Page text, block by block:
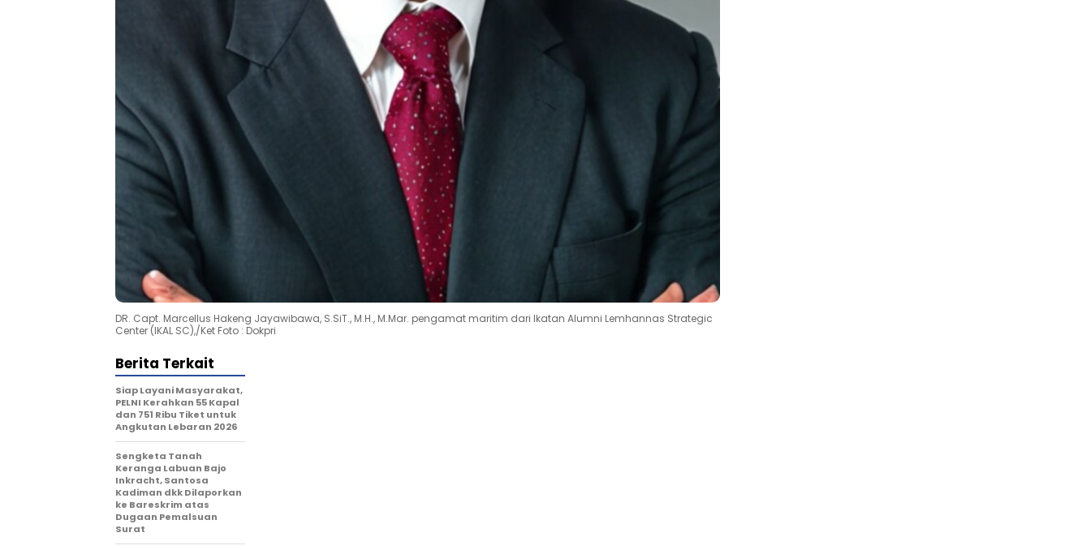
DR. Capt. Marcellus Hakeng Jayawibawa, S.SiT., M.H., M.Mar. pengamat maritim dari Ikatan Alumni Lemhannas Strategic
Center (IKAL SC),/Ket Foto : Dokpri
Berita Terkait
Siap Layani Masyarakat,
PELNI Kerahkan 55 Kapal
dan 751 Ribu Tiket untuk
Angkutan Lebaran 2026
Sengketa Tanah
Keranga Labuan Bajo
Inkracht, Santosa
Kadiman dkk Dilaporkan
ke Bareskrim atas
Dugaan Pemalsuan
Surat